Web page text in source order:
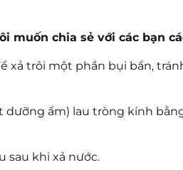
chia sẻ với các bạn
trôi một phần bụi bẩn,
ẩm) lau tròng kính
sau khi xả nước.